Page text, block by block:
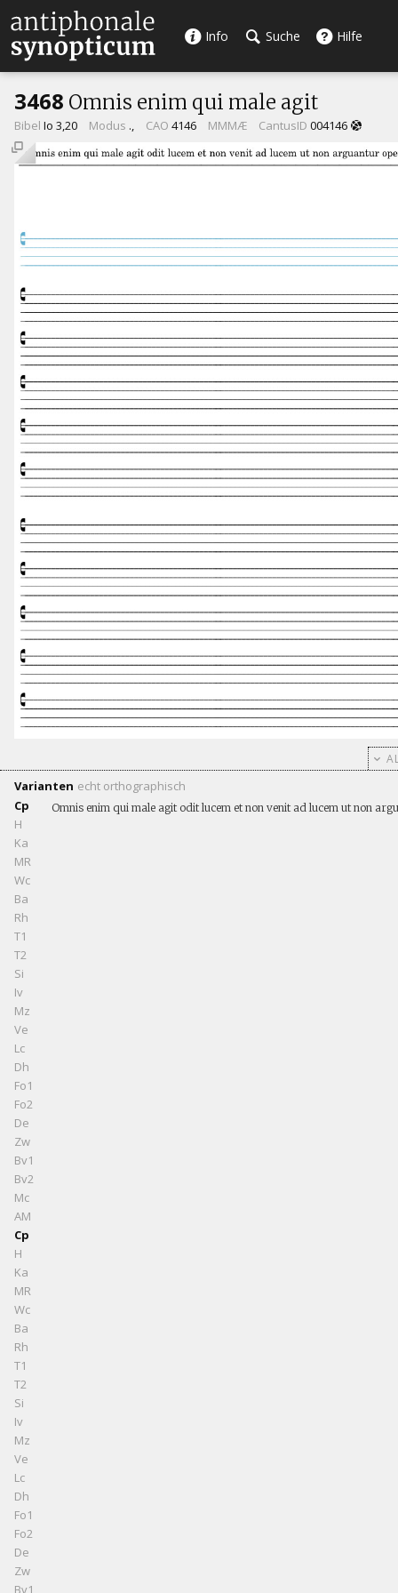
Info Suche Hilfe
3468 Omnis enim qui male agit
Bibel Io 3,20 Modus ., CAO 4146 MMMÆ CantusID 004146
Varianten echt orthographisch
Cp
Omnis enim qui male agit odit lucem et non venit ad lucem ut non
H
Ka
MR
Wc
Ba
Rh
T1
T2
Si
Iv
Mz
Ve
Lc
Dh
Fo1
Fo2
De
Zw
Bv1
Bv2
Mc
AM
Cp
H
Ka
MR
Wc
Ba
Rh
T1
T2
Si
Iv
Mz
Ve
Lc
Dh
Fo1
Fo2
De
Zw